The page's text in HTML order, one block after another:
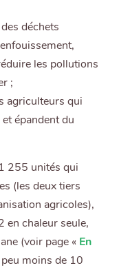
déchets
les pollutions
;
agriculteurs qui
épandent du
255 unités qui
(les deux tiers
agricoles),
en chaleur seule,
(voir page « En
moins de 10